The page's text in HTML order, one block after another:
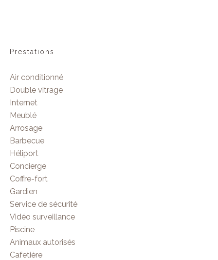
Prestations
Air conditionné
Double vitrage
Internet
Meublé
Arrosage
Barbecue
Héliport
Concierge
Coffre-fort
Gardien
Service de sécurité
Vidéo surveillance
Piscine
Animaux autorisés
Cafetière